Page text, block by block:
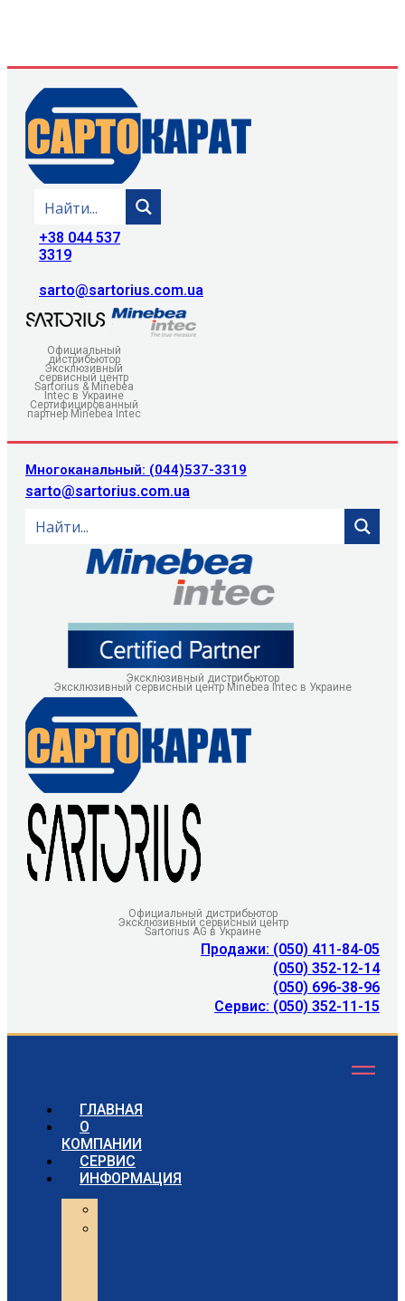
+38 044 537
3319
sarto@sartorius.com.ua
Официальный
дистрибьютор
Эксклюзивный
сервисный центр
Sartorius & Minebea
Intec в Украине
Сертифицированный
партнер Minebea Intec
Многоканальный: (044)537-3319
sarto@sartorius.com.ua
Эксклюзивный дистрибьютор
Эксклюзивный сервисный центр Minebea Intec в Украине
Официальный дистрибьютор
Эксклюзивный сервисный центр
Sartorius AG в Украине
Продажи: (050) 411-84-05
(050) 352-12-14
(050) 696-38-96
Сервис: (050) 352-11-15
ГЛАВНАЯ
О
КОМПАНИИ
СЕРВИС
ИНФОРМАЦИЯ